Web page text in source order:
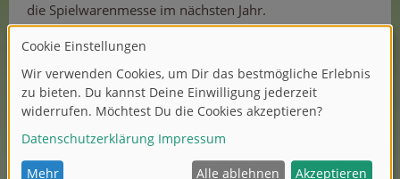
die Spielwarenmesse im nächsten Jahr.
In unserem Messe After Movie haben wir Impressionen
von der Spielwarenmesse eingefangen. Viel Vergnügen.